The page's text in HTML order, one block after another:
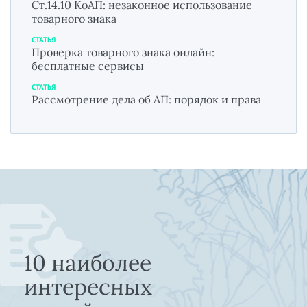
Ст.14.10 КоАП: незаконное использование
товарного знака
СТАТЬЯ
Проверка товарного знака онлайн:
бесплатные сервисы
СТАТЬЯ
Рассмотрение дела об АП: порядок и права
10 наиболее
интересных